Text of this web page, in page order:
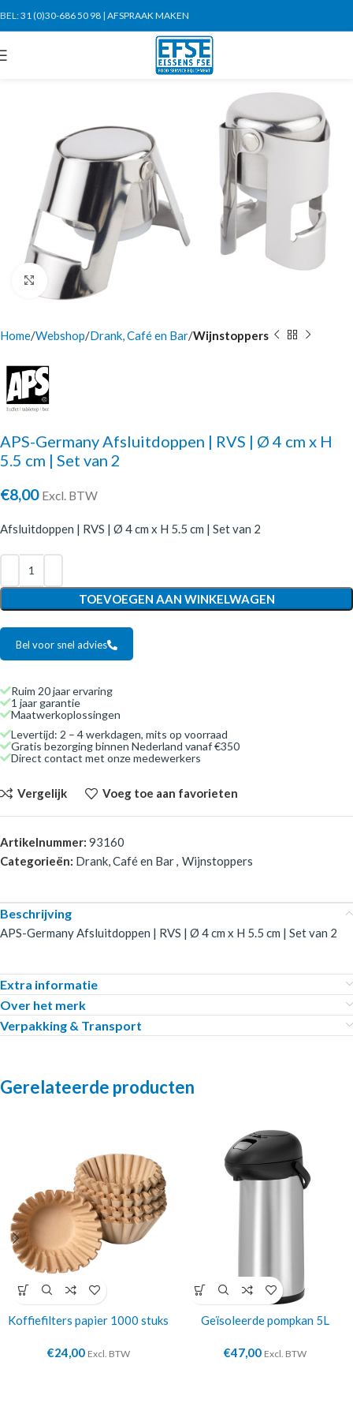
BEL:31 (0)30-686 50 98 | AFSPRAAK MAKEN
Click to enlarge
Home Webshop Drank, Café en Bar Wijnstoppers
APS-Germany Afsluitdoppen | RVS | Ø 4 cm x H
5.5 cm | Set van 2
€8,00 Excl. BTW
Afsluitdoppen | RVS | Ø 4 cm x H 5.5 cm | Set van 2
TOEVOEGEN AAN WINKELWAGEN
Bel voor snel advies
Ruim 20 jaar ervaring
1 jaar garantie
Maatwerkoplossingen
Levertijd: 2 – 4 werkdagen, mits op voorraad
Gratis bezorging binnen Nederland vanaf €350
Direct contact met onze medewerkers
Vergelijk Voeg toe aan favorieten
Artikelnummer: 93160
Categorieën: Drank, Café en Bar, Wijnstoppers
Beschrijving
APS-Germany Afsluitdoppen | RVS | Ø 4 cm x H 5.5 cm | Set van 2
Extra informatie
Over het merk
Verpakking & Transport
Gerelateerde producten
Koffiefilters papier 1000 stuks
€24,00 Excl. BTW
Geïsoleerde pompkan 5L
€47,00 Excl. BTW